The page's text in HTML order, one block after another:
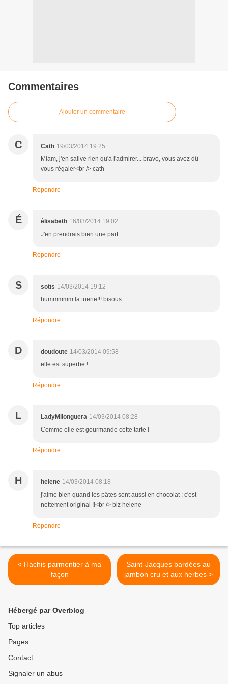
Commentaires
Ajouter un commentaire
C Cath 19/03/2014 19:25
Miam, j'en salive rien qu'à l'admirer... bravo, vous avez dû
vous régaler<br /> cath
Répondre
É élisabeth 16/03/2014 19:02
J'en prendrais bien une part
Répondre
S sotis 14/03/2014 19:12
hummmmm la tuerie!!! bisous
Répondre
D doudoute 14/03/2014 09:58
elle est superbe !
Répondre
L LadyMilonguera 14/03/2014 08:28
Comme elle est gourmande cette tarte !
Répondre
H helene 14/03/2014 08:18
j'aime bien quand les pâtes sont aussi en chocolat ; c'est
nettement original !!<br /> biz helene
Répondre
< Hachis parmentier à ma
façon
Saint-Jacques bardées au
jambon cru et aux herbes >
Hébergé par Overblog
Top articles
Pages
Contact
Signaler un abus